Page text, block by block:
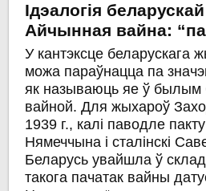
Ідэалогія
Айчынная вайна:
У кантэксце беларускага
можа параўнацца па
як называюць яе ў былым
вайной. Для жыхароў
1939 г., калі паводле
Нямеччына і сталінскі
Беларусь увайшла ў
такога пачатак вайны